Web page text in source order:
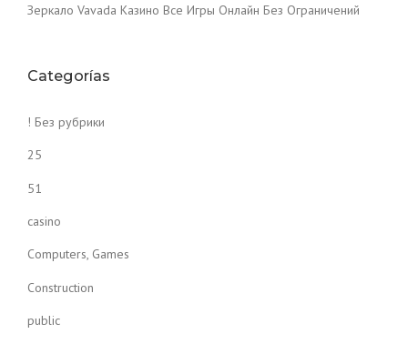
Зеркало Vavada Казино Все Игры Онлайн Без Ограничений
Categorías
! Без рубрики
25
51
casino
Computers, Games
Construction
public